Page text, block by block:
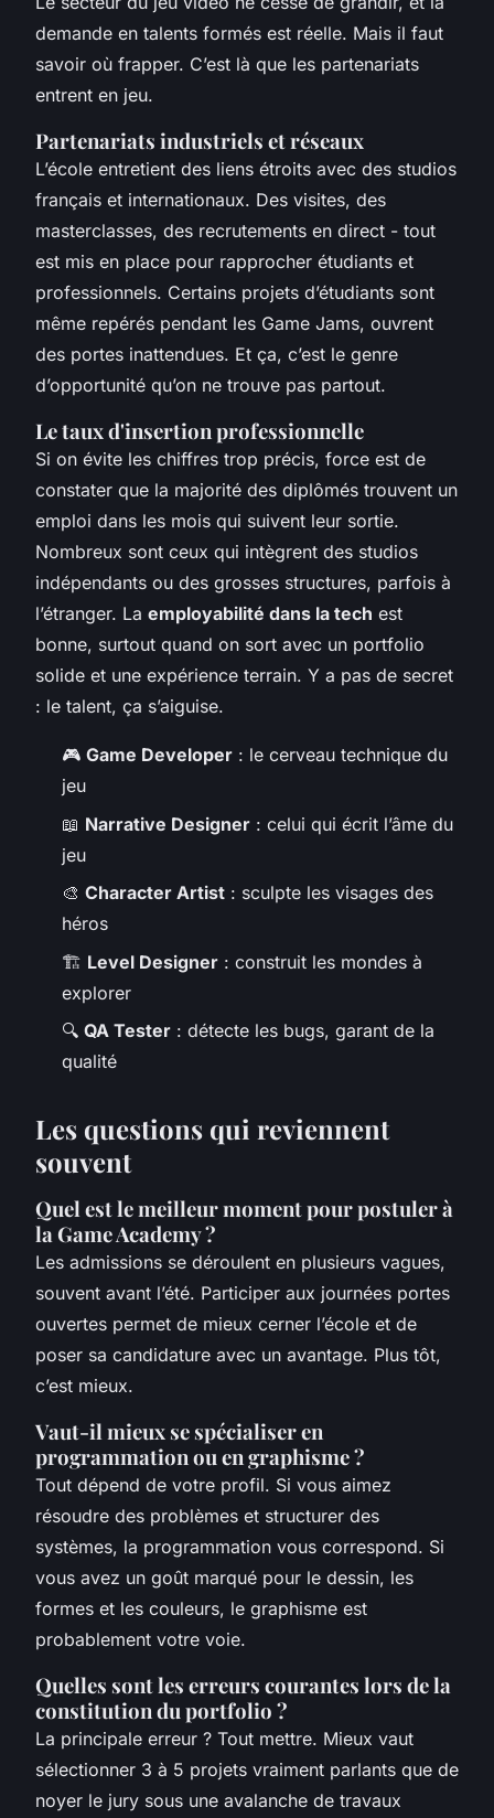
demande en talents formés est réelle. Mais il faut
savoir où frapper. C’est là que les partenariats
entrent en jeu.
Partenariats industriels et réseaux
L’école entretient des liens étroits avec des studios
français et internationaux. Des visites, des
masterclasses, des recrutements en direct - tout
est mis en place pour rapprocher étudiants et
professionnels. Certains projets d’étudiants sont
même repérés pendant les Game Jams, ouvrent
des portes inattendues. Et ça, c’est le genre
d’opportunité qu’on ne trouve pas partout.
Le taux d'insertion professionnelle
Si on évite les chiffres trop précis, force est de
constater que la majorité des diplômés trouvent un
emploi dans les mois qui suivent leur sortie.
Nombreux sont ceux qui intègrent des studios
indépendants ou des grosses structures, parfois à
l’étranger. La employabilité dans la tech est
bonne, surtout quand on sort avec un portfolio
solide et une expérience terrain. Y a pas de secret
: le talent, ça s’aiguise.
🎮 Game Developer : le cerveau technique du
jeu
📖 Narrative Designer : celui qui écrit l’âme du
jeu
🎨 Character Artist : sculpte les visages des
héros
🏗️ Level Designer : construit les mondes à
explorer
🔍 QA Tester : détecte les bugs, garant de la
qualité
Les questions qui reviennent
souvent
Quel est le meilleur moment pour postuler à
la Game Academy ?
Les admissions se déroulent en plusieurs vagues,
souvent avant l’été. Participer aux journées portes
ouvertes permet de mieux cerner l’école et de
poser sa candidature avec un avantage. Plus tôt,
c’est mieux.
Vaut-il mieux se spécialiser en
programmation ou en graphisme ?
Tout dépend de votre profil. Si vous aimez
résoudre des problèmes et structurer des
systèmes, la programmation vous correspond. Si
vous avez un goût marqué pour le dessin, les
formes et les couleurs, le graphisme est
probablement votre voie.
Quelles sont les erreurs courantes lors de la
constitution du portfolio ?
La principale erreur ? Tout mettre. Mieux vaut
sélectionner 3 à 5 projets vraiment parlants que de
noyer le jury sous une avalanche de travaux